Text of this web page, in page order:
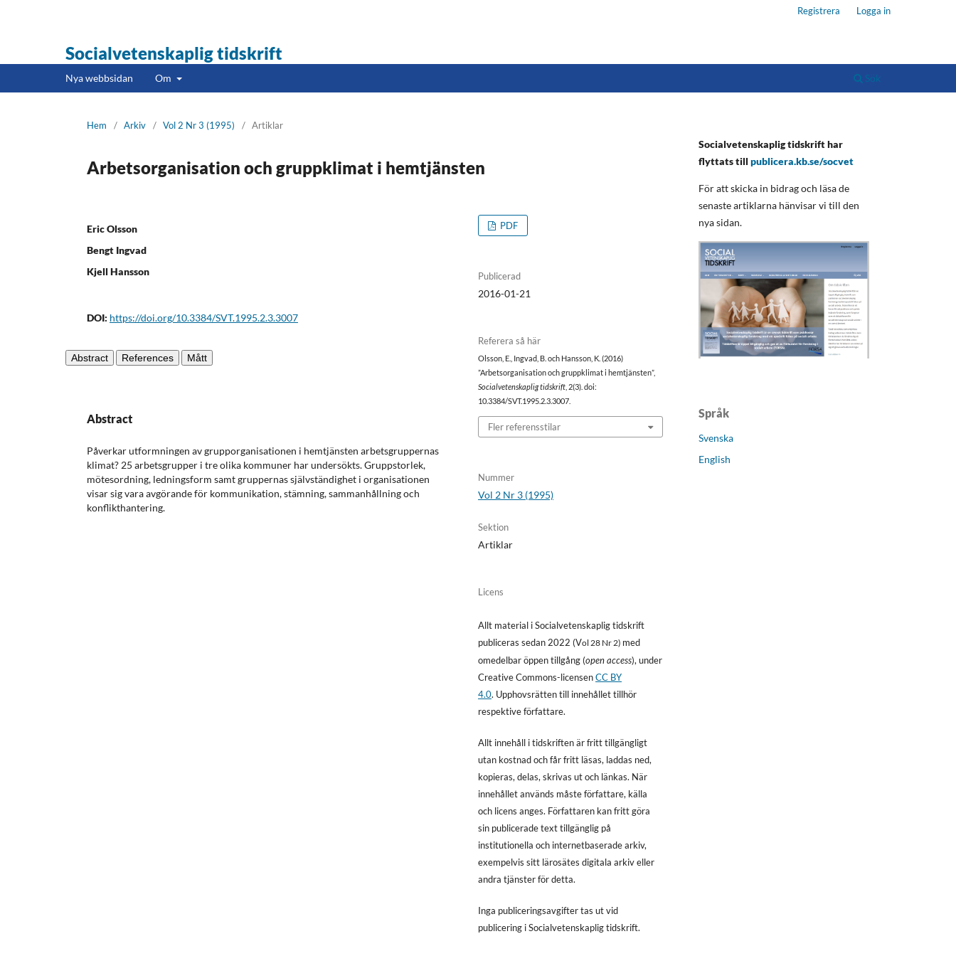
Socialvetenskaplig tidskrift
Nya webbsidan Om Sök
Registrera Logga in
Hem / Arkiv / Vol 2 Nr 3 (1995) / Artiklar
Arbetsorganisation och gruppklimat i hemtjänsten
Eric Olsson
Bengt Ingvad
Kjell Hansson
DOI: https://doi.org/10.3384/SVT.1995.2.3.3007
Abstract References Mått
Abstract
Påverkar utformningen av grupporganisationen i hemtjänsten arbetsgruppernas
klimat? 25 arbetsgrupper i tre olika kommuner har undersökts. Gruppstorlek,
mötesordning, ledningsform samt gruppernas självständighet i organisationen
visar sig vara avgörande för kommunikation, stämning, sammanhållning och
konflikthantering.
PDF
Publicerad
2016-01-21
Referera så här
Olsson, E., Ingvad, B. och Hansson, K. (2016)
”Arbetsorganisation och gruppklimat i hemtjänsten”,
Socialvetenskaplig tidskrift , 2(3). doi:
10.3384/SVT.1995.2.3.3007.
Fler referensstilar
Nummer
Vol 2 Nr 3 (1995)
Sektion
Artiklar
Licens
Allt material i Socialvetenskaplig tidskrift
publiceras sedan 2022 (Vol 28 Nr 2) med
omedelbar öppen tillgång (open access), under
Creative Commons-licensenCC BY
4.0. Upphovsrätten till innehållet tillhör
respektive författare.
Allt innehåll i tidskriften är fritt tillgängligt
utan kostnad och får fritt läsas, laddas ned,
kopieras, delas, skrivas ut och länkas. När
innehållet används måste författare, källa
och licens anges. Författaren kan fritt göra
sin publicerade text tillgänglig på
institutionella och internetbaserade arkiv,
exempelvis sitt lärosätes digitala arkiv eller
andra tjänster för detta.
Inga publiceringsavgifter tas ut vid
publicering i Socialvetenskaplig tidskrift.
Socialvetenskaplig tidskrift har
flyttats till publicera.kb.se/socvet
För att skicka in bidrag och läsa de
senaste artiklarna hänvisar vi till den
nya sidan.
Språk
Svenska
English